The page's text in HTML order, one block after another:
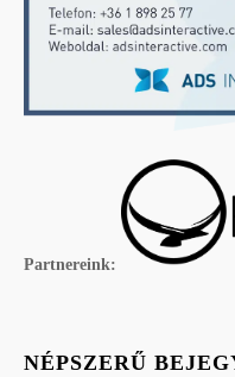
Partnereink:
NÉPSZERŰ